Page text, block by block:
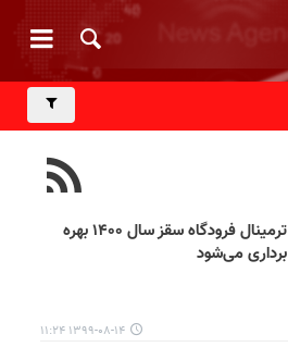
ترمینال فرودگاه سقز سال ۱۴۰۰ بهره
برداری می‌شود
۱۳۹۹-۰۸-۱۴ ۱۱:۲۴